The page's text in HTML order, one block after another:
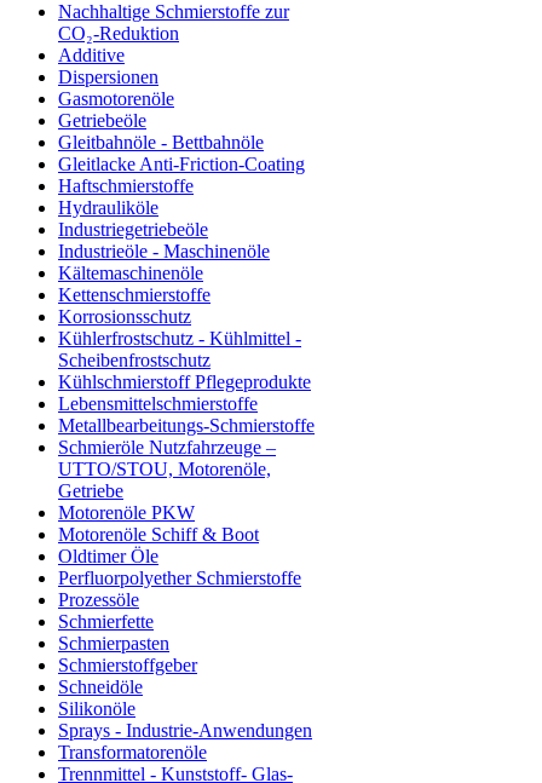
Nachhaltige Schmierstoffe zur
CO₂-Reduktion
Additive
Dispersionen
Gasmotorenöle
Getriebeöle
Gleitbahnöle - Bettbahnöle
Gleitlacke Anti-Friction-Coating
Haftschmierstoffe
Hydrauliköle
Industriegetriebeöle
Industrieöle - Maschinenöle
Kältemaschinenöle
Kettenschmierstoffe
Korrosionsschutz
Kühlerfrostschutz - Kühlmittel -
Scheibenfrostschutz
Kühlschmierstoff Pflegeprodukte
Lebensmittelschmierstoffe
Metallbearbeitungs-Schmierstoffe
Schmieröle Nutzfahrzeuge –
UTTO/STOU, Motorenöle,
Getriebe
Motorenöle PKW
Motorenöle Schiff & Boot
Oldtimer Öle
Perfluorpolyether Schmierstoffe
Prozessöle
Schmierfette
Schmierpasten
Schmierstoffgeber
Schneidöle
Silikonöle
Sprays - Industrie-Anwendungen
Transformatorenöle
Trennmittel - Kunststoff- Glas-